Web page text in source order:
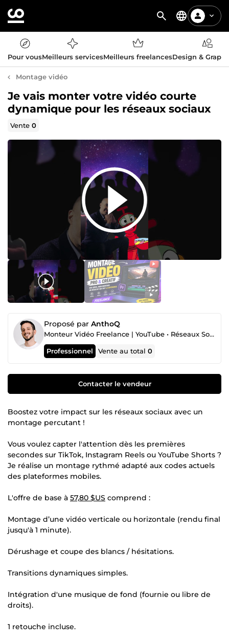
Pour vousMeilleurs servicesMeilleurs freelancesDesign &
Montage vidéo
Je vais monter votre vidéo courte
dynamique pour les réseaux sociaux
Vente0
Proposé par AnthoQ
Monteur Vidéo Freelance | YouTube • Réseaux Sociaux • Courts-métrages
Professionnel Vente au total0
Contacter le vendeur
Boostez votre impact sur les réseaux sociaux avec un
montage percutant !
Vous voulez capter l'attention dès les premières
secondes sur TikTok, Instagram Reels ou YouTube Shorts ?
Je réalise un montage rythmé adapté aux codes actuels
des plateformes mobiles.
L'offre de base à 57,80 $US comprend :
Montage d’une vidéo verticale ou horizontale (rendu final
jusqu'à 1 minute).
Dérushage et coupe des blancs / hésitations.
Transitions dynamiques simples.
Intégration d'une musique de fond (fournie ou libre de
droits).
1 retouche incluse.